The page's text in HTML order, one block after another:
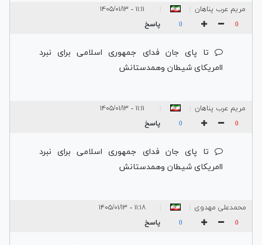
مریم عرب پناهان ۱۱:۱۱ - ۱۴۰۵/۰۱/۱۳
0
0 پاسخ
تا پای جان فدای جمهوری اسلامی برای نبرد
اامریکای شیطان وهمدستانش
مریم عرب پناهان ۱۱:۱۱ - ۱۴۰۵/۰۱/۱۳
0
0 پاسخ
تا پای جان فدای جمهوری اسلامی برای نبرد
اامریکای شیطان وهمدستانش
محمدعلی مهدوی ۱۱:۱۸ - ۱۴۰۵/۰۱/۱۳
0
0 پاسخ